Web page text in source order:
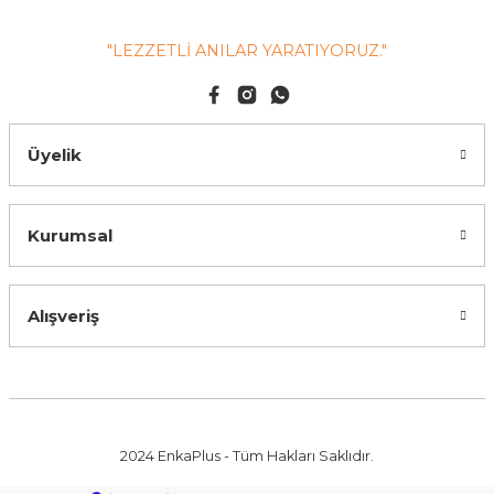
"LEZZETLİ ANILAR YARATIYORUZ."
Üyelik
Kurumsal
Alışveriş
2024 EnkaPlus - Tüm Hakları Saklıdır.